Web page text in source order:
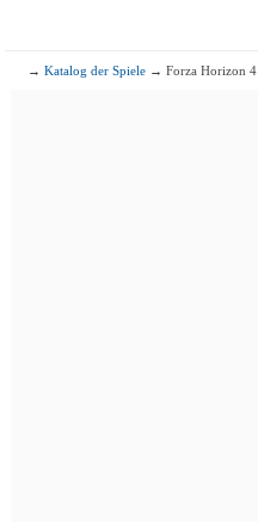
→Katalog der Spiele → Forza Horizon 4